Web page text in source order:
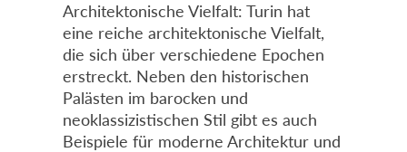
Architektonische Vielfalt: Turin hat
eine reiche architektonische Vielfalt,
die sich über verschiedene Epochen
erstreckt. Neben den historischen
Palästen im barocken und
neoklassizistischen Stil gibt es auch
Beispiele für moderne Architektur und